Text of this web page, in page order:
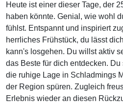
Heute ist einer dieser Tage, der
haben könnte. Genial, wie wohl
fühlst. Entspannt und inspiriert
herrliches Frühstück, du lässt
kann's losgehen. Du willst aktiv
das Beste für dich entdecken.
die ruhige Lage in Schladmings
der Region spüren. Zugleich
Erlebnis wieder an diesen